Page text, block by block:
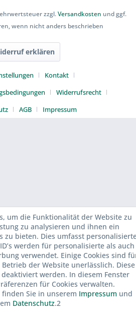
zzgl.Versandkosten und ggf.
wenn nicht anders beschrieben
erklären
Kontakt
Widerrufsrecht
AGB Impressum
um die Funktionalität der Website zu
zu analysieren und ihnen ein
zu bieten. Dies umfasst
werden für personalisierte als auch
verwendet. Einige Cookies sind
der Website unerlässlich. Diese
werden. In diesem Fenster
für Cookies verwalten.
Sie in unserem Impressum und
Datenschutz.2